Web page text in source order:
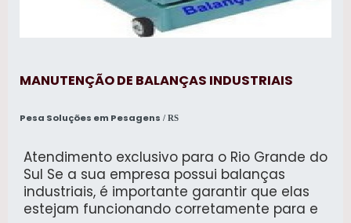
MANUTENÇÃO DE BALANÇAS INDUSTRIAIS
Pesa Soluções em Pesagens / RS
Atendimento exclusivo para o Rio Grande do
Sul Se a sua empresa possui balanças
industriais, é importante garantir que elas
estejam funcionando corretamente para e